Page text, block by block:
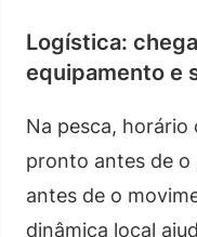
Logística:
equipamento e
Na pesca, horário
pronto antes de o
antes de o
dinâmica local